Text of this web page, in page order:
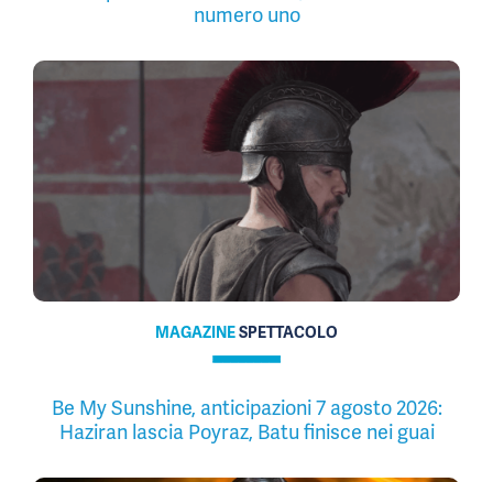
numero uno
MAGAZINESPETTACOLO
Be My Sunshine, anticipazioni 7 agosto 2026:
Haziran lascia Poyraz, Batu finisce nei guai